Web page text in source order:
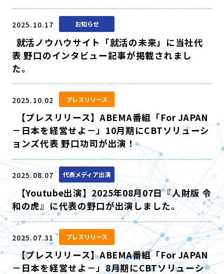
2025.10.17 お知らせ
就活ノウハウサイト「就活の未来」に当社代
表 野口のインタビュー記事が掲載されまし
た。
2025.10.02 プレスリリース
【プレスリリース】ABEMA番組「For JAPAN
－日本を経営せよ－」10月期にCBTソリューシ
ョンズ代表 野口功司が出演！
2025.08.07 代表メディア出演
【Youtube出演】2025年08月07日『人財版 令
和の虎』に代表の野口が出演しました。
2025.07.31 プレスリリース
【プレスリリース】ABEMA番組「For JAPAN
－日本を経営せよ－」8月期にCBTソリューシ